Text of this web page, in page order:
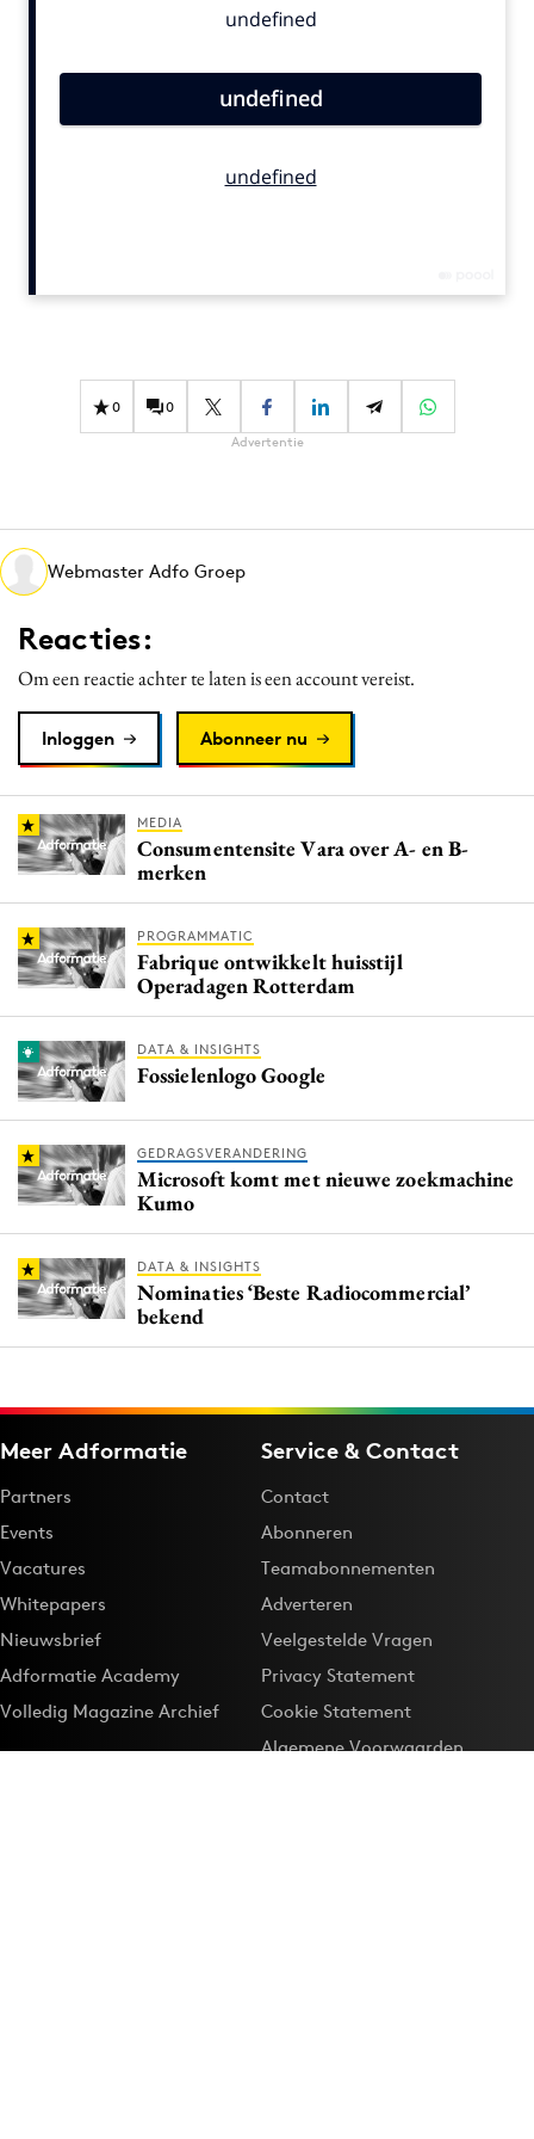
Contentmarketing
Effectiviteit
Gedragsverandering
Martech
Media
Merkstrategie
PR
Programmatic
Reputatie & crisis
0 0
Advertentie
Webmaster Adfo Groep
Reacties:
Om een reactie achter te laten is een account vereist.
Inloggen Abonneer nu
MEDIA
Consumentensite Vara over A- en B-
merken
PROGRAMMATIC
Fabrique ontwikkelt huisstijl
Operadagen Rotterdam
DATA & INSIGHTS
Fossielenlogo Google
GEDRAGSVERANDERING
Microsoft komt met nieuwe zoekmachine
Kumo
DATA & INSIGHTS
Nominaties ‘Beste Radiocommercial’
bekend
Meer Adformatie
Partners
Events
Vacatures
Whitepapers
Nieuwsbrief
Adformatie Academy
Volledig Magazine Archief
Service & Contact
Contact
Abonneren
Teamabonnementen
Adverteren
Veelgestelde Vragen
Privacy Statement
Cookie Statement
Algemene Voorwaarden